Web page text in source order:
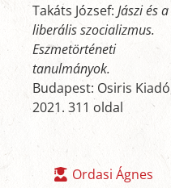
Takáts József: Jászi és a
liberális szocializmus.
Eszmetörténeti
tanulmányok.
Budapest: Osiris
2021. 311 oldal
Ordasi Ágnes